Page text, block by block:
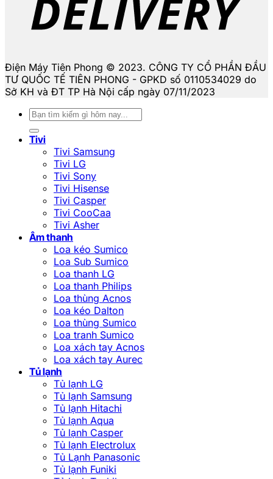
Điện Máy Tiên Phong © 2023. CÔNG TY CỔ PHẦN ĐẦU
TƯ QUỐC TẾ TIÊN PHONG - GPKD số 0110534029 do
Sở KH và ĐT TP Hà Nội cấp ngày 07/11/2023
Tìm
kiếm:
Tivi
Tivi Samsung
Tivi LG
Tivi Sony
Tivi Hisense
Tivi Casper
Tivi CooCaa
Tivi Asher
Âm thanh
Loa kéo Sumico
Loa Sub Sumico
Loa thanh LG
Loa thanh Philips
Loa thùng Acnos
Loa kéo Dalton
Loa thùng Sumico
Loa tranh Sumico
Loa xách tay Acnos
Loa xách tay Aurec
Tủ lạnh
Tủ lạnh LG
Tủ lạnh Samsung
Tủ lạnh Hitachi
Tủ lạnh Aqua
Tủ lạnh Casper
Tủ lạnh Electrolux
Tủ Lạnh Panasonic
Tủ lạnh Funiki